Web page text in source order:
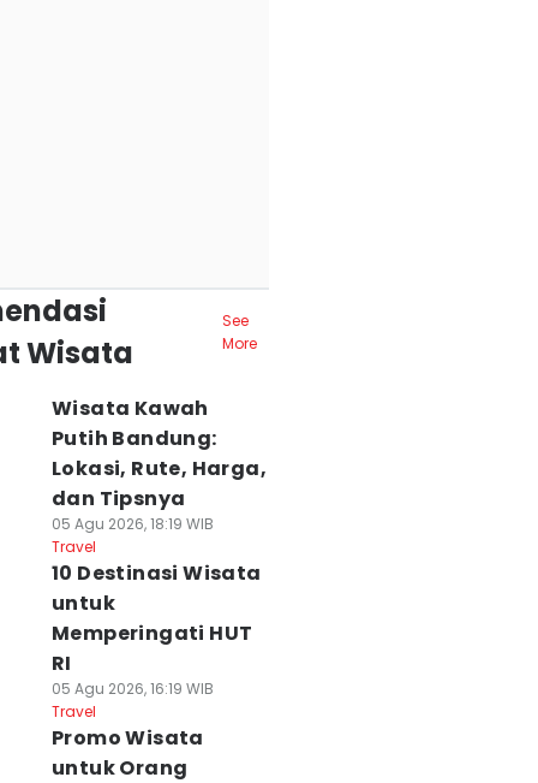
Wisata
See
More
Wisata Kawah
Putih Bandung:
Lokasi, Rute, Harga,
dan Tipsnya
05 Agu 2026, 18:19 WIB
Travel
10 Destinasi Wisata
untuk
Memperingati HUT
RI
05 Agu 2026, 16:19 WIB
Travel
Promo Wisata
untuk Orang